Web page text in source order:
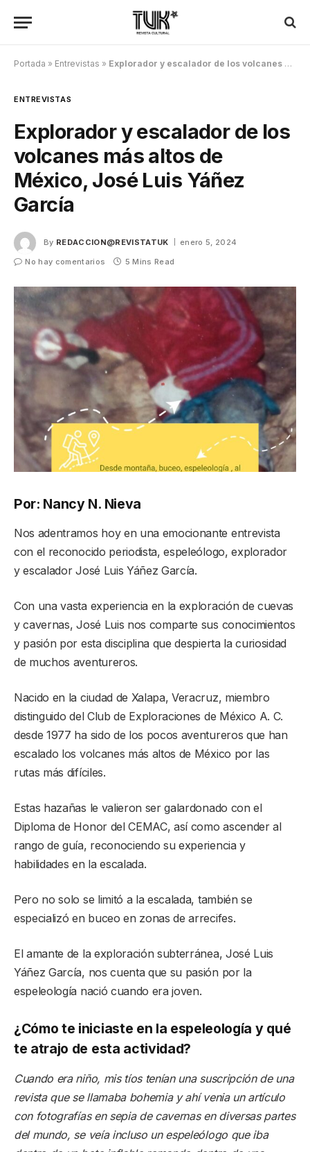
Portada » Entrevistas » Explorador y escalador de los volcanes más altos de México, José Luis Yáñez García
ENTREVISTAS
Explorador y escalador de los
volcanes más altos de
México, José Luis Yáñez
García
By REDACCION@REVISTATUK
enero 5, 2024
No hay comentarios
5 Mins Read
Por: Nancy N. Nieva
Nos adentramos hoy en una emocionante entrevista
con el reconocido periodista, espeleólogo, explorador
y escalador José Luis Yáñez García.
Con una vasta experiencia en la exploración de cuevas
y cavernas, José Luis nos comparte sus conocimientos
y pasión por esta disciplina que despierta la curiosidad
de muchos aventureros.
Nacido en la ciudad de Xalapa, Veracruz, miembro
distinguido del Club de Exploraciones de México A. C.
desde 1977 ha sido de los pocos aventureros que han
escalado los volcanes más altos de México por las
rutas más difíciles.
Estas hazañas le valieron ser galardonado con el
Diploma de Honor del CEMAC, así como ascender al
rango de guía, reconociendo su experiencia y
habilidades en la escalada.
Pero no solo se limitó a la escalada, también se
especializó en buceo en zonas de arrecifes.
El amante de la exploración subterránea, José Luis
Yáñez García, nos cuenta que su pasión por la
espeleología nació cuando era joven.
¿Cómo te iniciaste en la espeleología y qué
te atrajo de esta actividad?
Cuando era niño, mis tíos tenían una suscripción de una
revista que se llamaba bohemia y ahí venia un artículo
con fotografías en sepia de cavernas en diversas partes
del mundo, se veía incluso un espeleólogo que iba